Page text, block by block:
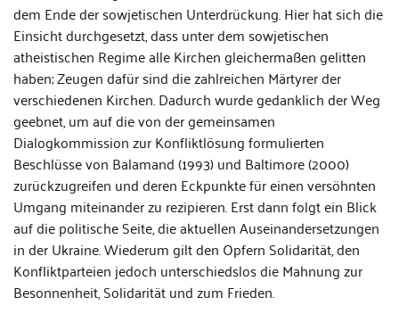
dem Ende der sowjetischen Unterdrückung. Hier hat sich die
Einsicht durchgesetzt, dass unter dem sowjetischen
atheistischen Regime alle Kirchen gleichermaßen gelitten
haben; Zeugen dafür sind die zahlreichen Märtyrer der
verschiedenen Kirchen. Dadurch wurde gedanklich der Weg
geebnet, um auf die von der gemeinsamen
Dialogkommission zur Konfliktlösung formulierten
Beschlüsse von Balamand (1993) und Baltimore (2000)
zurückzugreifen und deren Eckpunkte für einen versöhnten
Umgang miteinander zu rezipieren. Erst dann folgt ein Blick
auf die politische Seite, die aktuellen Auseinandersetzungen
in der Ukraine. Wiederum gilt den Opfern Solidarität, den
Konfliktparteien jedoch unterschiedslos die Mahnung zur
Besonnenheit, Solidarität und zum Frieden.